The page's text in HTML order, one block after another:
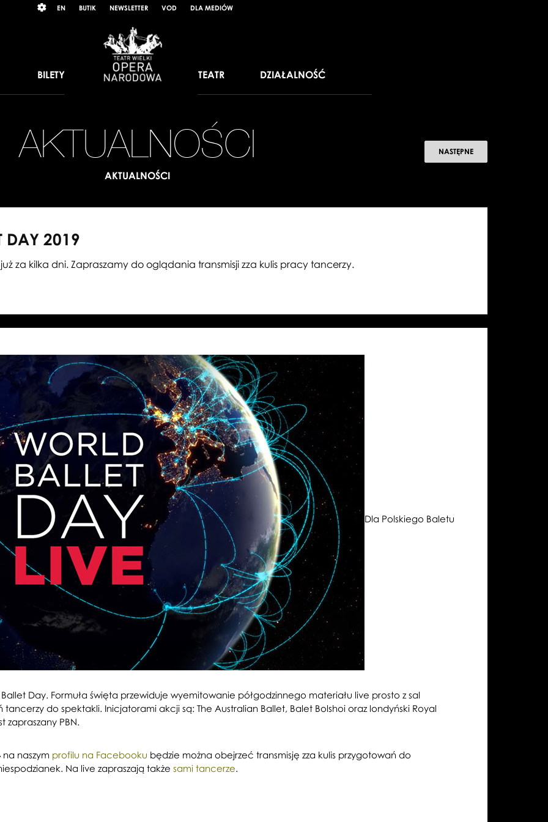
język
EN BUTIK NEWSLETTER VOD DLA MEDIÓW
BILETY TEATR DZIAŁALNOŚĆ
AKTUALNOŚCI NASTĘPNE
AKTUALNOŚCI
DAY 2019
za kilka dni. Zapraszamy do oglądania transmisji zza kulis pracy tancerzy.
Dla Polskiego Baletu
Day. Formuła święta przewiduje wyemitowanie półgodzinnego materiału live prosto z sal
do spektakli. Inicjatorami akcji są: The Australian Ballet, Balet Bolshoi oraz londyński Royal
zapraszany PBN.
na naszym profilu na Facebooku będzie można obejrzeć transmisję zza kulis przygotowań do
Na live zapraszają także sami tancerze.